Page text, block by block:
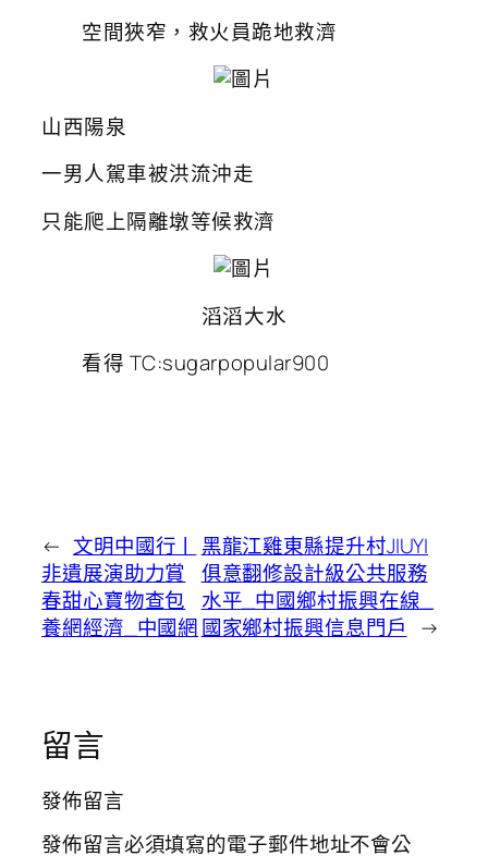
空間狹窄，救火員跪地救濟
山西陽泉
一男人駕車被洪流沖走
只能爬上隔離墩等候救濟
滔滔大水
看得 TC:sugarpopular900
← 文明中國行丨
非遺展演助力賞
春甜心寶物查包
養網經濟_中國網
黑龍江雞東縣提升村JIUYI
俱意翻修設計級公共服務
水平_中國鄉村振興在線_
國家鄉村振興信息門戶
→
留言
發佈留言
發佈留言必須填寫的電子郵件地址不會公